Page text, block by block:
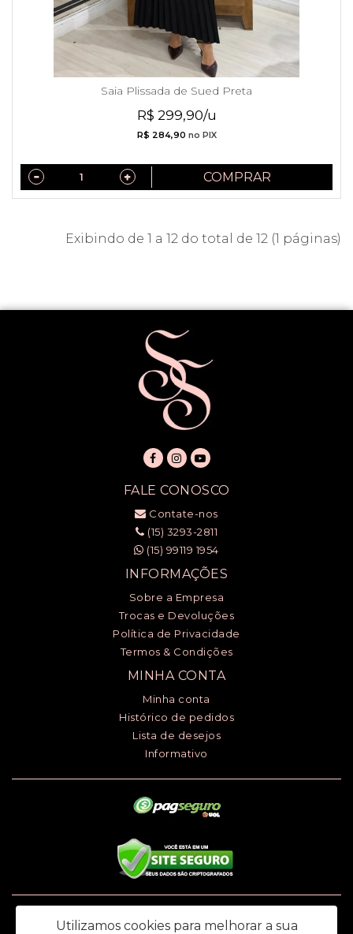
Saia Plissada de Sued Preta
R$ 299,90/u
R$ 284,90 no PIX
COMPRAR
Exibindo de 1 a 12 do total de 12 (1 páginas)
FALE CONOSCO
Contate-nos
(15) 3293-2811
(15) 99119 1954
INFORMAÇÕES
Sobre a Empresa
Trocas e Devoluções
Política de Privacidade
Termos & Condições
MINHA CONTA
Minha conta
Histórico de pedidos
Lista de desejos
Informativo
669.979.145.118
Utilizamos cookies para melhorar a sua